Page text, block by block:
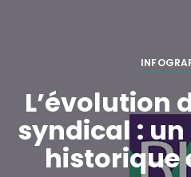
L’évolution
syndical :
historique